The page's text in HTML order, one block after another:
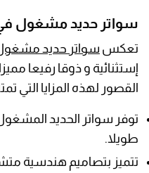
سواتر حديد مشغول
تعكس سواتر حديد
إستثنائية و ذوقا رفيعا
القصور لهذه المزايا التي
توفر سواتر الحديد المشغول
طويلا.
تتميز بتصاميم هندسية